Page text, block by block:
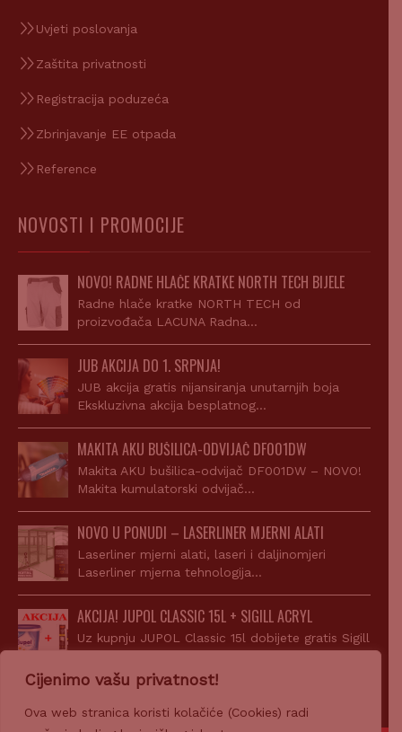
Cijenimo vašu privatnost!
Ova web stranica koristi kolačiće (Cookies) radi
Uvjeti poslovanja
Zaštita privatnosti
Registracija poduzeća
Zbrinjavanje EE otpada
Reference
NOVOSTI I PROMOCIJE
NOVO! RADNE HLAČE KRATKE NORTH TECH BIJELE
Radne hlače kratke NORTH TECH od
proizvođača LACUNA Radna…
JUB AKCIJA DO 1. SRPNJA!
JUB akcija gratis nijansiranja unutarnjih boja
Ekskluzivna akcija besplatnog…
MAKITA AKU BUŠILICA-ODVIJAČ DF001DW
Makita AKU bušilica-odvijač DF001DW – NOVO!
Makita kumulatorski odvijač…
NOVO U PONUDI – LASERLINER MJERNI ALATI
Laserliner mjerni alati, laseri i daljinomjeri
Laserliner mjerna tehnologija…
AKCIJA! JUPOL CLASSIC 15L + SIGILL ACRYL
Uz kupnju JUPOL Classic 15l dobijete gratis Sigill